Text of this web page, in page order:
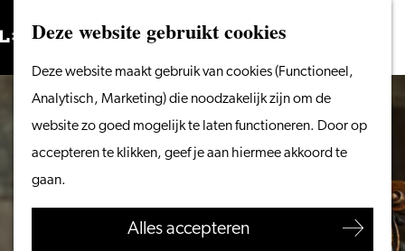
Deze website gebruikt cookies
Deze website maakt gebruik van cookies (Functioneel,
Analytisch, Marketing) die noodzakelijk zijn om de
website zo goed mogelijk te laten functioneren. Door op
accepteren te klikken, geef je aan hiermee akkoord te
gaan.
Alles accepteren
Ga
naar
homepage
Menu
ZoekenVanaf het water
wandelen
Winkelen
Eten & drinken
Met kinderen
Zoeken